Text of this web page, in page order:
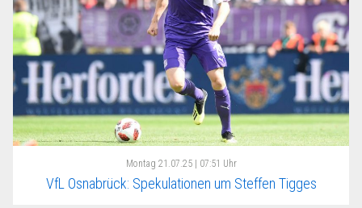
Montag 21.07.25 | 07:51 Uhr
VfL Osnabrück: Spekulationen um Steffen Tigges